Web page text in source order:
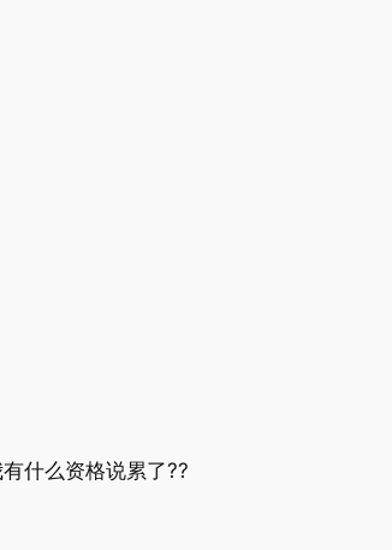
什么资格说累了??